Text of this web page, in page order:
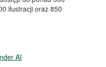
ilustracji oraz 850
AI